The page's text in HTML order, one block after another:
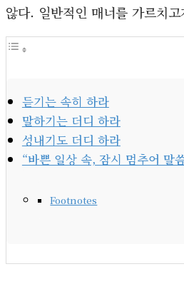
않다. 일반적인 매너를 가르치
듣기는 속히 하라
말하기는 더디 하라
성내기도 더디 하라
“바쁜 일상 속, 잠시 멈추어 말
Footnotes